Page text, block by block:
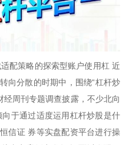
配策略的探索型账户使用杠 近
向分散的时期中，围绕“杠杆炒
经周刊专题调查披露，不少北向
于通过适度运用杠杆炒股是什
信证 券等实盘配资平台进行操